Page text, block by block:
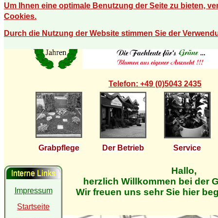
Um Ihnen eine optimale Benutzung der Seite zu bieten,
Cookies.
Durch die Nutzung der Website stimmen Sie der
Telefon: +49 (0)5043 2435
Grabpflege Der Betrieb Service
Interne Links
Impressum
Startseite
Hallo,
herzlich Willkommen bei der
Wir freuen uns sehr Sie hier